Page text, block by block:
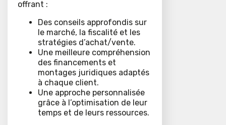
offrant :
Des conseils approfondis sur
le marché, la fiscalité et les
stratégies d’achat/vente.
Une meilleure compréhension
des financements et
montages juridiques adaptés
à chaque client.
Une approche personnalisée
grâce à l’optimisation de leur
temps et de leurs ressources.